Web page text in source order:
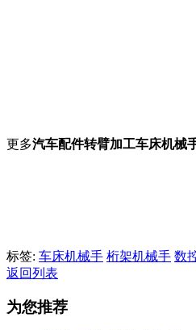
更多汽车配件转臂加工车床机械
标签: 车床机械手 桁架机械手 数
返回列表
为您推荐